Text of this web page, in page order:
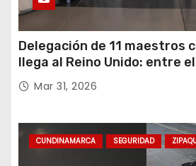
Delegación de 11 maestros
llega al Reino Unido: entre
destacada profesora de
Mar 31, 2026
CUNDINAMARCA SEGURIDAD